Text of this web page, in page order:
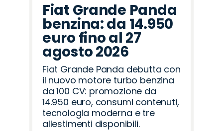
Fiat Grande Panda
benzina: da 14.950
euro fino al 27
agosto 2026
Fiat Grande Panda debutta con
il nuovo motore turbo benzina
da 100 CV: promozione da
14.950 euro, consumi contenuti,
tecnologia moderna e tre
allestimenti disponibili.